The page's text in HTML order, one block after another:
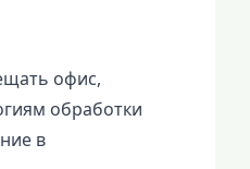
офис,
обработки
в